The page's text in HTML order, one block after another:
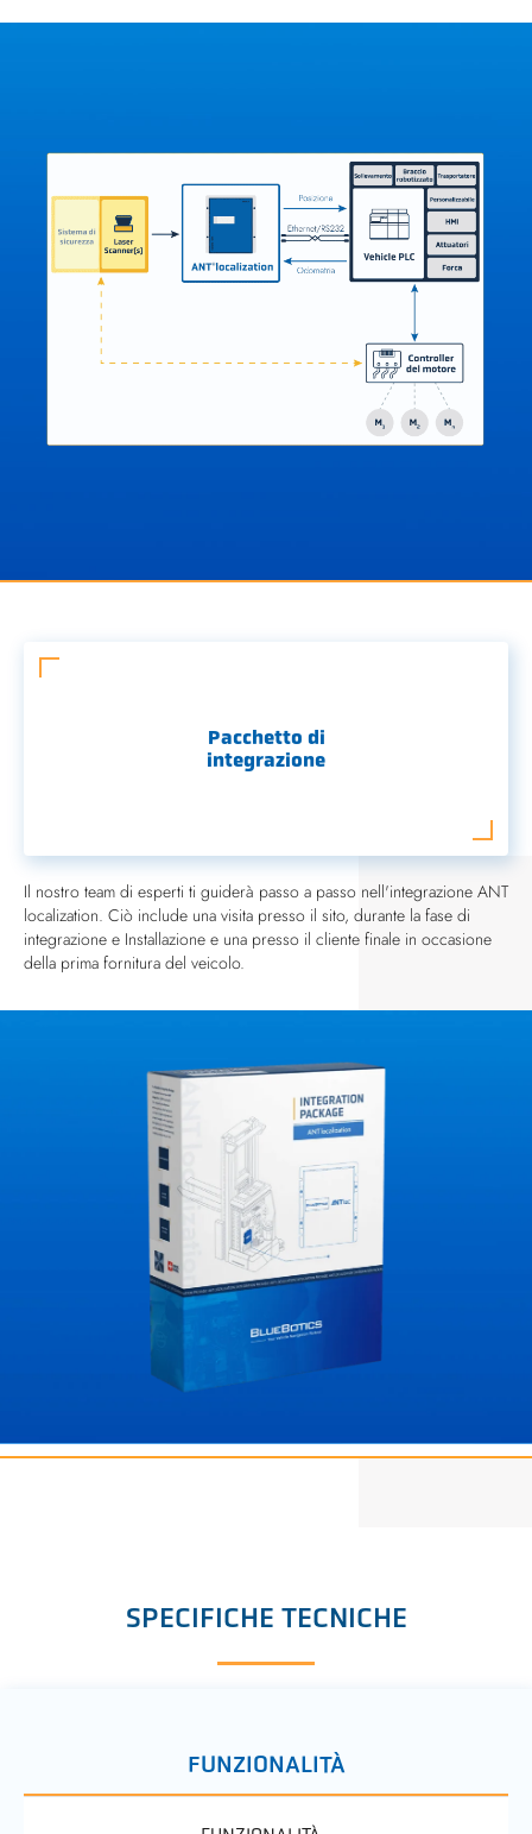
Pacchetto di
integrazione
Il nostro team di esperti ti guiderà passo a passo nell'integrazione ANT
localization. Ciò include una visita presso il sito, durante la fase di
integrazione e Installazione e una presso il cliente finale in occasione
della prima fornitura del veicolo.
SPECIFICHE TECNICHE
FUNZIONALITÀ